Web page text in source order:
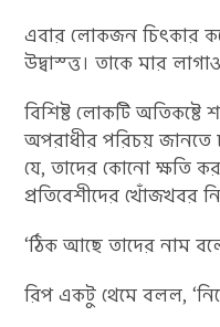
এবার লোকজন চিৎকার
উদ্বাস্ত্ত। তাকে মার
বিশিষ্ট লোকটি অতিকষ্টে
অপরাধীর পরিচয় জানতে
যে, তাদের কোনো ক্ষতি
প্রতিবেশীদের খোঁজখবর
‘ঠিক আছে তাদের নাম
রিপ একটু থেমে বলল,